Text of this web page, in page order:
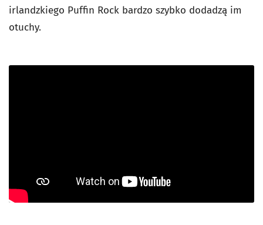
irlandzkiego Puffin Rock bardzo szybko dodadzą im
otuchy.